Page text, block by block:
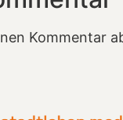
Kommentar